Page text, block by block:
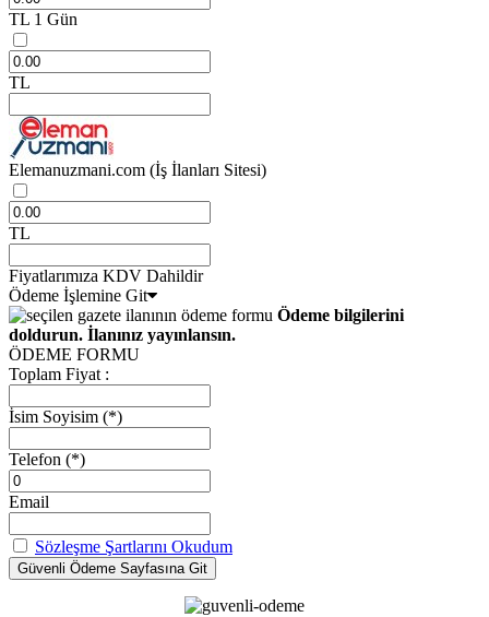
TL 1 Gün
TL
Elemanuzmani.com (İş İlanları Sitesi)
TL
Fiyatlarımıza KDV Dahildir
Ödeme İşlemine Git
Ödeme bilgilerini
doldurun. İlanınız yayınlansın.
ÖDEME FORMU
Toplam Fiyat :
İsim Soyisim (*)
Telefon (*)
Email
Sözleşme Şartlarını Okudum